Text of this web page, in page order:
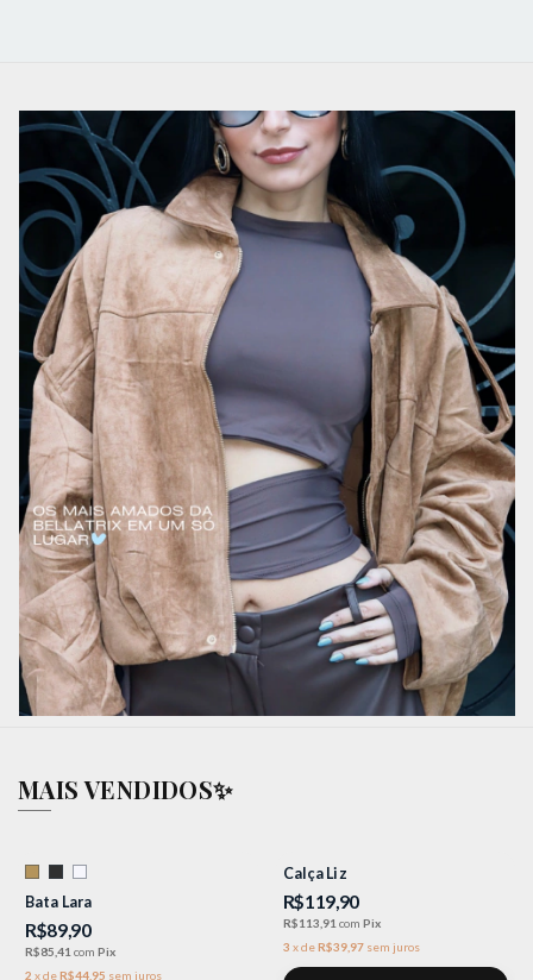
MAIS VENDIDOS✨️
Bata Lara
R$89,90
R$85,41 com Pix
2 xdeR$44,95 sem juros
Calça Liz
R$119,90
R$113,91 com Pix
3 xdeR$39,97 sem juros